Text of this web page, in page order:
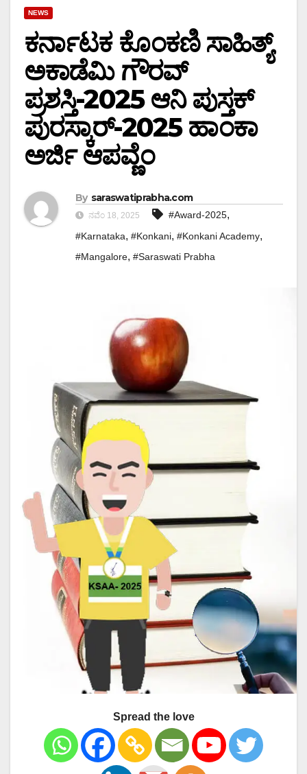
NEWS
ಕರ್ನಾಟಕ ಕೊಂಕಣಿ ಸಾಹಿತ್ಯ್
ಅಕಾಡೆಮಿ ಗೌರವ್
ಪ್ರಶಸ್ತಿ-2025 ಆನಿ ಪುಸ್ತಕ್‌
ಪುರಸ್ಕಾರ್-2025 ಹಾಂಕಾ
ಅರ್ಜಿ ಆಪವ್ಣೆಂ
By saraswatiprabha.com
ನವೆಂ 18, 2025 #Award-2025,
#Karnataka, #Konkani, #Konkani Academy,
#Mangalore, #Saraswati Prabha
Spread the love